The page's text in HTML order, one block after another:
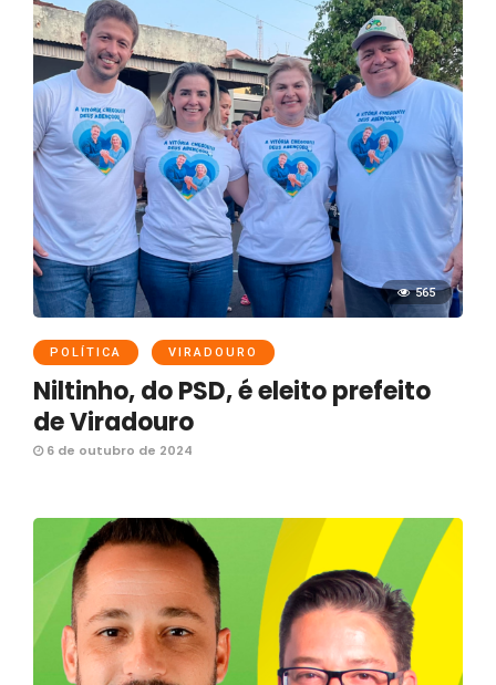
565
POLÍTICA VIRADOURO
Niltinho, do PSD, é eleito prefeito
de Viradouro
6 de outubro de 2024